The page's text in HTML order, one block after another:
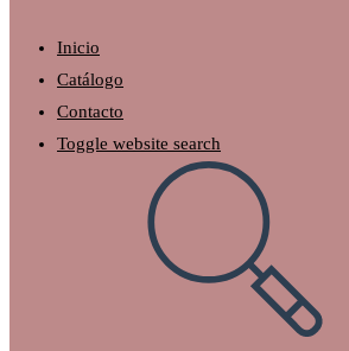
Inicio
Catálogo
Contacto
Toggle website search